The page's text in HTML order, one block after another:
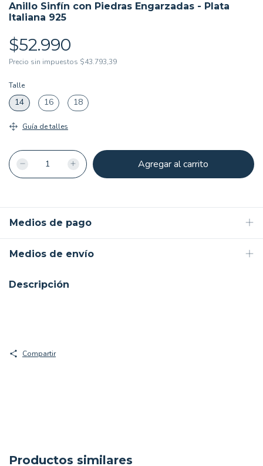
Anillo Sinfín con Piedras Engarzadas - Plata
Italiana 925
$52.990
Precio sin impuestos $43.793,39
Talle
14 16 18
Guía de talles
Medios de pago
Medios de envío
Descripción
Compartir
Productos similares